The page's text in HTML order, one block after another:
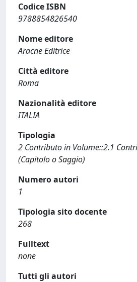
Codice ISBN
9788854826540
Nome editore
Aracne Editrice
Città editore
Roma
Nazionalità editore
ITALIA
Tipologia
2 Contributo in Volume::2.1
(Capitolo o Saggio)
Numero autori
1
Tipologia sito docente
268
Fulltext
none
Tutti gli autori